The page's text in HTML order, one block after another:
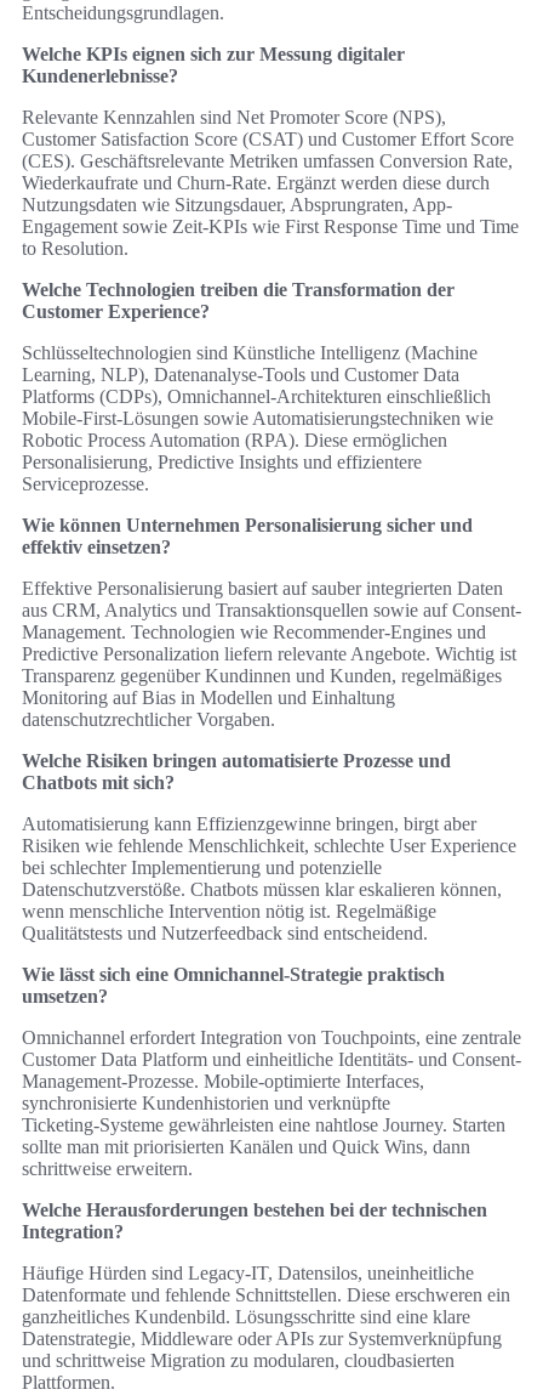
Entscheidungsgrundlagen.
Welche KPIs eignen sich zur Messung digitaler
Kundenerlebnisse?
Relevante Kennzahlen sind Net Promoter Score (NPS),
Customer Satisfaction Score (CSAT) und Customer Effort Score
(CES). Geschäftsrelevante Metriken umfassen Conversion Rate,
Wiederkaufrate und Churn-Rate. Ergänzt werden diese durch
Nutzungsdaten wie Sitzungsdauer, Absprungraten, App-
Engagement sowie Zeit-KPIs wie First Response Time und Time
to Resolution.
Welche Technologien treiben die Transformation der
Customer Experience?
Schlüsseltechnologien sind Künstliche Intelligenz (Machine
Learning, NLP), Datenanalyse-Tools und Customer Data
Platforms (CDPs), Omnichannel-Architekturen einschließlich
Mobile-First-Lösungen sowie Automatisierungstechniken wie
Robotic Process Automation (RPA). Diese ermöglichen
Personalisierung, Predictive Insights und effizientere
Serviceprozesse.
Wie können Unternehmen Personalisierung sicher und
effektiv einsetzen?
Effektive Personalisierung basiert auf sauber integrierten Daten
aus CRM, Analytics und Transaktionsquellen sowie auf Consent-
Management. Technologien wie Recommender-Engines und
Predictive Personalization liefern relevante Angebote. Wichtig ist
Transparenz gegenüber Kundinnen und Kunden, regelmäßiges
Monitoring auf Bias in Modellen und Einhaltung
datenschutzrechtlicher Vorgaben.
Welche Risiken bringen automatisierte Prozesse und
Chatbots mit sich?
Automatisierung kann Effizienzgewinne bringen, birgt aber
Risiken wie fehlende Menschlichkeit, schlechte User Experience
bei schlechter Implementierung und potenzielle
Datenschutzverstöße. Chatbots müssen klar eskalieren können,
wenn menschliche Intervention nötig ist. Regelmäßige
Qualitätstests und Nutzerfeedback sind entscheidend.
Wie lässt sich eine Omnichannel-Strategie praktisch
umsetzen?
Omnichannel erfordert Integration von Touchpoints, eine zentrale
Customer Data Platform und einheitliche Identitäts- und Consent-
Management-Prozesse. Mobile-optimierte Interfaces,
synchronisierte Kundenhistorien und verknüpfte
Ticketing‑Systeme gewährleisten eine nahtlose Journey. Starten
sollte man mit priorisierten Kanälen und Quick Wins, dann
schrittweise erweitern.
Welche Herausforderungen bestehen bei der technischen
Integration?
Häufige Hürden sind Legacy‑IT, Datensilos, uneinheitliche
Datenformate und fehlende Schnittstellen. Diese erschweren ein
ganzheitliches Kundenbild. Lösungsschritte sind eine klare
Datenstrategie, Middleware oder APIs zur Systemverknüpfung
und schrittweise Migration zu modularen, cloudbasierten
Plattformen.